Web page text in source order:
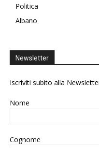
Politica
Albano
Newsletter
Iscriviti subito alla
Nome
Cognome